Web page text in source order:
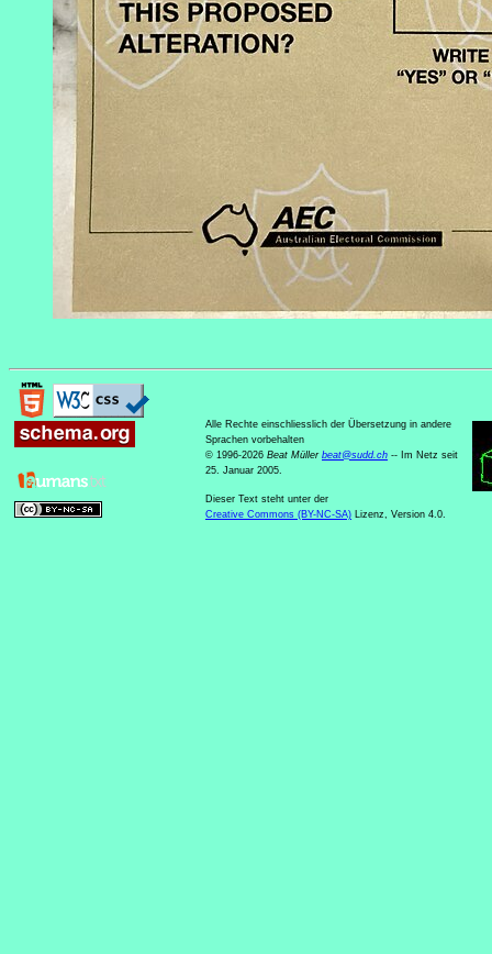
Alle Rechte einschliesslich der Übersetzung in andere
Sprachen vorbehalten
© 1996-2026 Beat Müller beat@sudd.ch -- Im Netz seit
25. Januar 2005.
Dieser Text steht unter der
Creative Commons (BY-NC-SA) Lizenz, Version 4.0.